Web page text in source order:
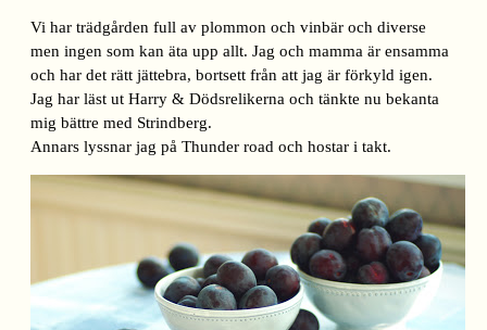
Vi har trädgården full av plommon och vinbär och diverse
men ingen som kan äta upp allt. Jag och mamma är ensamma
och har det rätt jättebra, bortsett från att jag är förkyld igen.
Jag har läst ut Harry & Dödsrelikerna och tänkte nu bekanta
mig bättre med Strindberg.
Annars lyssnar jag på Thunder road och hostar i takt.